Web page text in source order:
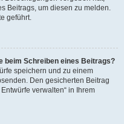
Beitrags, um diesen zu melden.
geführt.
beim Schreiben eines Beitrags?
speichern und zu einem
Den gesicherten Beitrag
verwalten“ in Ihrem